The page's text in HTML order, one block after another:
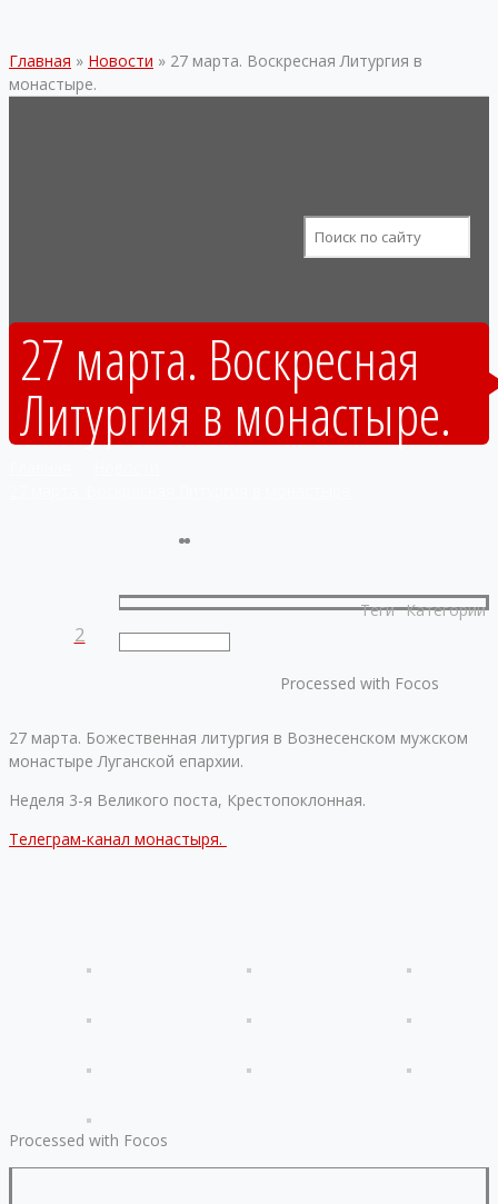
Главная » Новости » 27 марта. Воскресная Литургия в
монастыре.
27 марта. Воскресная
Литургия в монастыре.
2
Категории
Теги
Processed with Focos
27 марта. Божественная литургия в Вознесенском мужском
монастыре Луганской епархии.
Неделя 3-я Великого поста, Крестопоклонная.
Телеграм-канал монастыря.
Processed with Focos